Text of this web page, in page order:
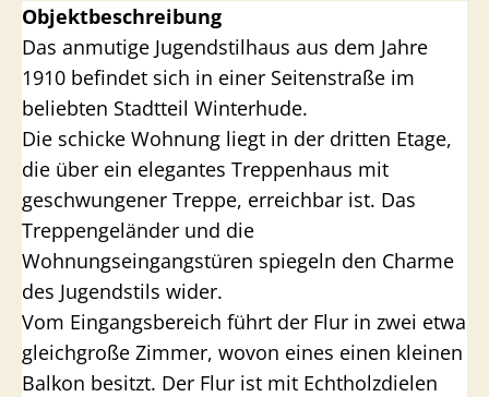
Objektbeschreibung
Das anmutige Jugendstilhaus aus dem Jahre
1910 befindet sich in einer Seitenstraße im
beliebten Stadtteil Winterhude.
Die schicke Wohnung liegt in der dritten Etage,
die über ein elegantes Treppenhaus mit
geschwungener Treppe, erreichbar ist. Das
Treppengeländer und die
Wohnungseingangstüren spiegeln den Charme
des Jugendstils wider.
Vom Eingangsbereich führt der Flur in zwei etwa
gleichgroße Zimmer, wovon eines einen kleinen
Balkon besitzt. Der Flur ist mit Echtholzdielen